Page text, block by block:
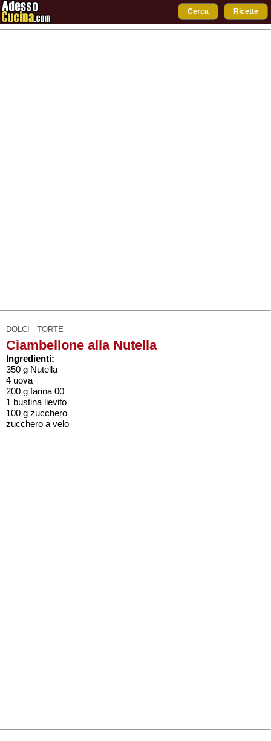
Cerca Ricette
DOLCI - TORTE
Ciambellone alla Nutella
Ingredienti:
350 g Nutella
4 uova
200 g farina 00
1 bustina lievito
100 g zucchero
zucchero a velo